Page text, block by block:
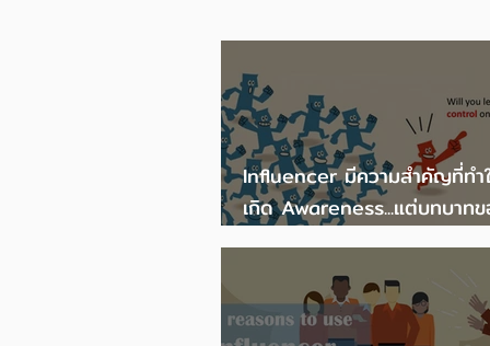
Influencer มีความสำคัญที่ทำ
เกิด Awareness...แต่บทบาท
Influencer ไม่ควรเหนือ